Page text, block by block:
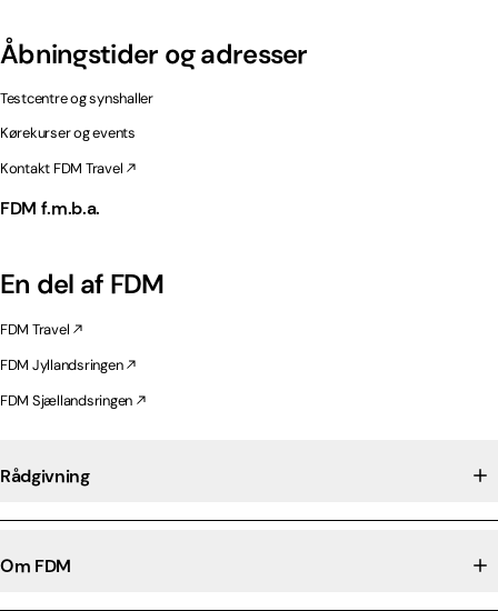
Åbningstider og adresser
Testcentre og synshaller
Kørekurser og events
Kontakt FDM Travel
FDM f.m.b.a.
En del af FDM
FDM Travel
FDM Jyllandsringen
FDM Sjællandsringen
Rådgivning
Om FDM